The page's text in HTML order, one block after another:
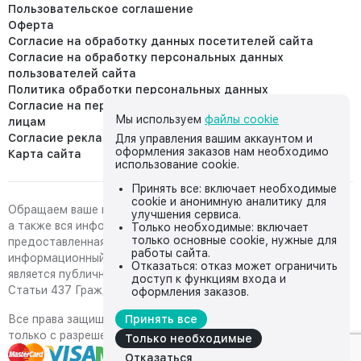
Пользовательское соглашение
Оферта
Согласие на обработку данных посетителей сайта
Согласие на обработку персональных данных
пользователей сайта
Политика обработки персональных данных
Согласие на передачу персональных данных третьим
лицам
Согласие реклама
Карта сайта
Обращаем ваше внимание на то, что данный интернет-сайт,
а также вся информация о товарах и ценах,
предоставленная на нём, носит исключительно
информационный характер и ни при каких условиях не
является публичной офертой, определяемой положениями
Статьи 437 Гражданского кодекса Российской Федерации.
Все права защищены, любое копирование с сайта возможно
только с разрешения владельца сайта
Мы используем файлы cookie
Для управления вашим аккаунтом и
оформления заказов нам необходимо
использование cookie.
Принять все: включает необходимые
cookie и анонимную аналитику для
улучшения сервиса.
Только необходимые: включает
только основные cookie, нужные для
работы сайта.
Отказаться: отказ может ограничить
доступ к функциям входа и
оформления заказов.
Принять все
Только необходимые
Отказаться